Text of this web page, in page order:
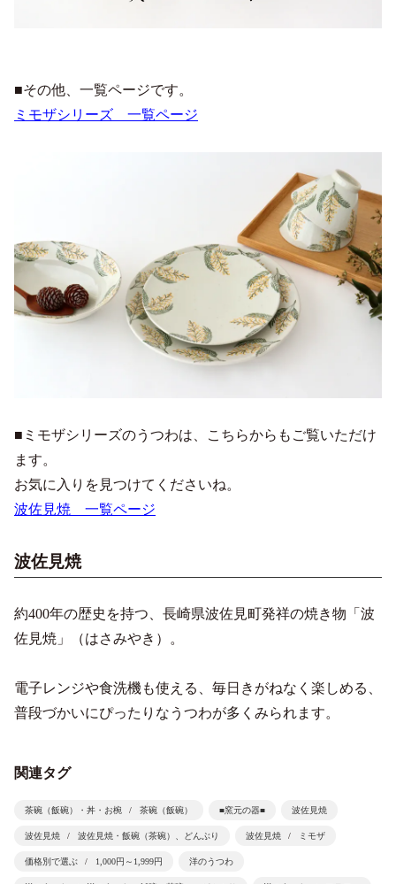
■その他、一覧ページです。
ミモザシリーズ 一覧ページ
■ミモザシリーズのうつわは、こちらからもご覧いただけ
ます。
お気に入りを見つけてくださいね。
波佐見焼 一覧ページ
波佐見焼
約400年の歴史を持つ、長崎県波佐見町発祥の焼き物「波
佐見焼」（はさみやき）。
電子レンジや食洗機も使える、毎日きがねなく楽しめる、
普段づかいにぴったりなうつわが多くみられます。
関連タグ
茶碗（飯碗）・丼・お椀 茶碗（飯碗） ■窯元の器■ 波佐見焼
波佐見焼 波佐見焼・飯碗（茶碗）、どんぶり 波佐見焼 ミモザ
価格別で選ぶ 1,000円～1,999円 洋のうつわ